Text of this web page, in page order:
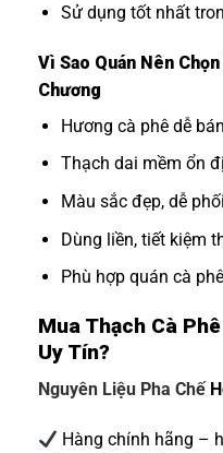
Sử dụng tốt nhất
Vì Sao Quán Nên
Chương
Hương cà phê dễ
Thạch dai mềm ổn
Màu sắc đẹp, dễ
Dùng liền, tiết kiệm
Phù hợp quán cà
Mua Thạch Cà
Uy Tín?
Nguyên Liệu Pha Chế
Hàng chính hãng –